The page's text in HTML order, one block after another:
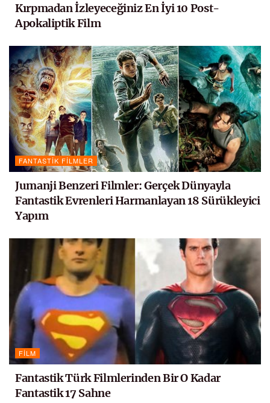
Kırpmadan İzleyeceğiniz En İyi 10 Post-
Apokaliptik Film
FANTASTIK FILMLER
Jumanji Benzeri Filmler: Gerçek Dünyayla
Fantastik Evrenleri Harmanlayan 18 Sürükleyici
Yapım
FILM
Fantastik Türk Filmlerinden Bir O Kadar
Fantastik 17 Sahne